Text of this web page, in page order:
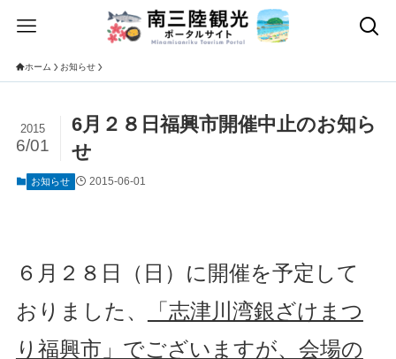
ホーム お知らせ
6月２８日福興市開催中止のお知ら
せ
2015
6/01
お知らせ 2015-06-01
６月２８日（日）に開催を予定して
おりました、
「志津川湾銀ざけまつ
り福興市」でございますが、会場の